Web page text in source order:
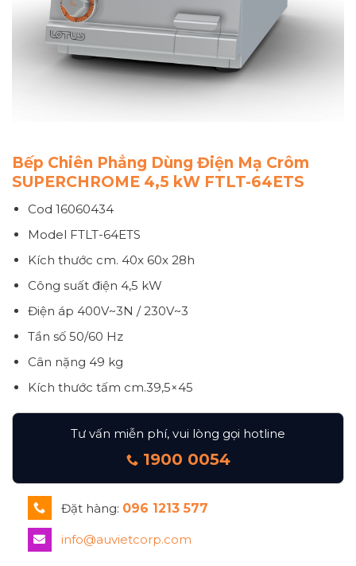
Bếp Chiên Phẳng Dùng Điện Mạ Crôm
SUPERCHROME 4,5 kW FTLT-64ETS
Cod 16060434
Model FTLT-64ETS
Kích thước cm. 40x 60x 28h
Công suất điện 4,5 kW
Điện áp 400V~3N / 230V~3
Tần số50/60 Hz
Cân nặng 49 kg
Kích thước tấm cm.39,5×45
Tư vấn miễn phí, vui lòng gọi hotline
1900 0054
Đặt hàng: 096 1213 577
info@auvietcorp.com